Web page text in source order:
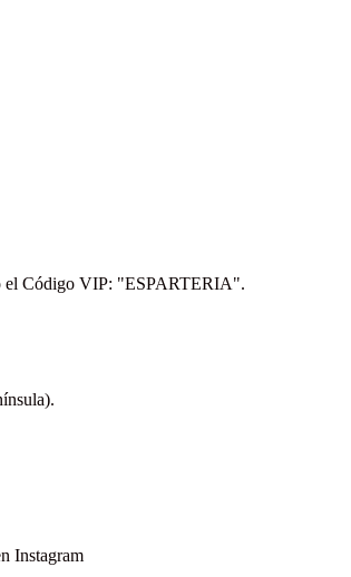
el Código VIP: "ESPARTERIA".
Instagram